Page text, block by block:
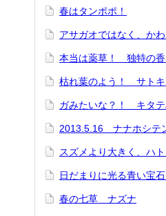
春はタンポポ！
アサガオではなく、か
本当は薬草！ 独特の香
枯れ葉のよう！ サトキ
ガみたいな？！ キタテ
2013.5.16 ナナホシテ
スズメより大きく、ハ
日だまりに光る青い宝
春の七草 ナズナ